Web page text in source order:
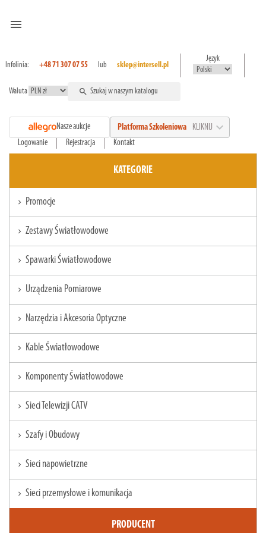
menu
Infolinia: +48 71 307 07 55 lub sklep@intersell.pl
Język
Waluta search
Nasze aukcje Platforma Szkoleniowa KLIKNIJ expand_more
Logowanie Rejestracja Kontakt
KATEGORIE
chevron_right Promocje
chevron_right Zestawy Światłowodowe
chevron_right Spawarki Światłowodowe
chevron_right Urządzenia Pomiarowe
chevron_right Narzędzia i Akcesoria Optyczne
chevron_right Kable Światłowodowe
chevron_right Komponenty Światłowodowe
chevron_right Sieci Telewizji CATV
chevron_right Szafy i Obudowy
chevron_right Sieci napowietrzne
chevron_right Sieci przemysłowe i komunikacja
PRODUCENT